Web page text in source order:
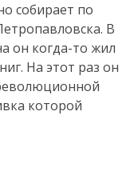
собирает по
В
он когда-то жил
На этот раз он
которой